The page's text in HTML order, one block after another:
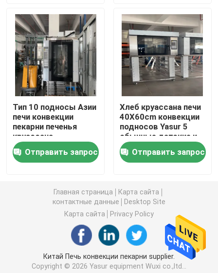
Хлебобулочная печь
Печь конвекции пекарни
Ретардер Proofer теста
Спиральный смеситель теста
Делитель теста-округлитель
Машина Sheeter теста
Коммерческий планетарный миксер
Коммерчески чистосердечный замораживатель
Тип 10 подносы Азии
печи конвекции
пекарни печенья
круассана
электрический
Отправить запрос
Хлеб круассана печи
40X60cm конвекции
подносов Yasur 5
обычные датские и
печь печенья
Отправить запрос
Главная страница
Карта сайта
контактные данные
Desktop Site
Карта сайта
Privacy Policy
Китай Печь конвекции пекарни supplier.
Copyright © 2026 Yasur equipment Wuxi co.,ltd...